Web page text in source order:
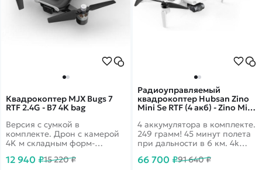
Квадрокоптер MJX Bugs 7
RTF 2.4G - B7 4K bag
Версия с сумкой в
комплекте. Дрон с камерой
4K м складным форм-
300 метров, время полета до
12 940 ₽15 220 ₽
Радиоуправляемый
квадрокоптер Hubsan Zino
Mini Se RTF (4 акб) - Zino Mini
4 аккумулятора в комплекте.
249 грамм! 45 минут полета
при дальности в 6 км. 4k
трансляция 1080p на
66 700 ₽91 640 ₽